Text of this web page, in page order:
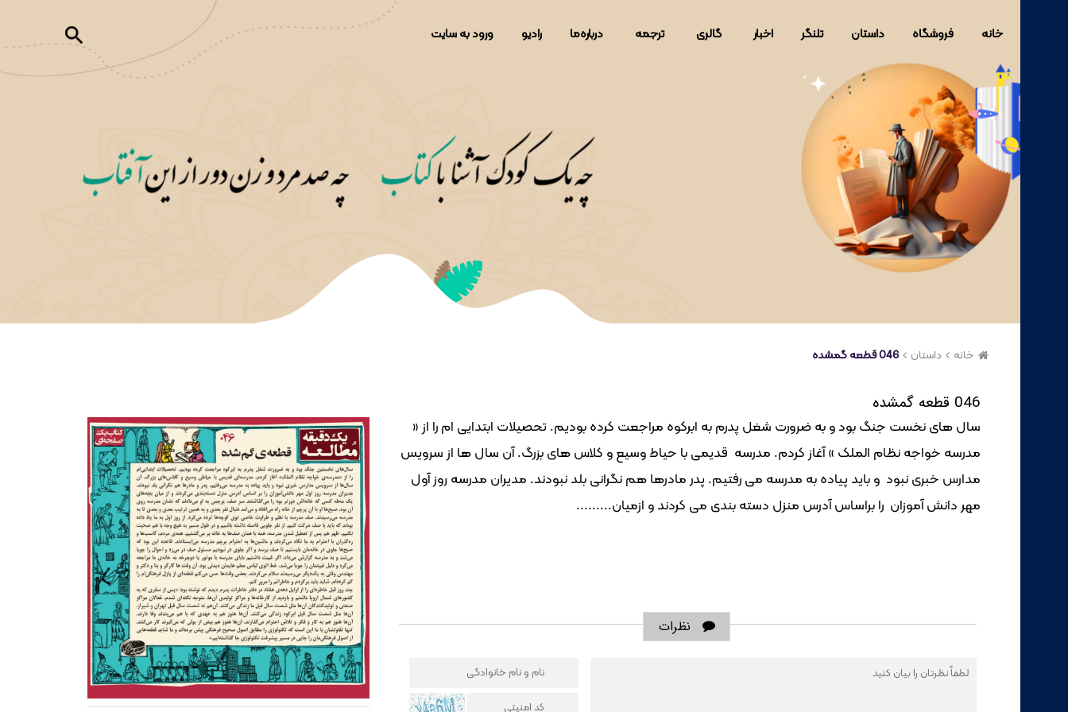
خانه فروشگاه داستان تلنگر اخبار گالری ترجمه دربار‌ه‌ما رادیو ورود به سایت
خانه داستان 046 قطعه گمشده
046 قطعه گمشده
سال های نخست جنگ بود و به ضرورت شغل پدرم به ابرکوه مراجعت کرده بودیم. تحصیلات ابتدایی ام را از «
مدرسه خواجه نظام الملک » آغاز کردم. مدرسه قدیمی با حیاط وسیع و کلاس های بزرگ. آن سال ها از سرویس
مدارس خبری نبود و باید پیاده به مدرسه می رفتیم. پدر مادرها هم نگرانی بلد نبودند. مدیران مدرسه روز آول
مهر دانش آموزان را براساس آدرس منزل دسته بندی می کردند و ازمیان.........
نظرات